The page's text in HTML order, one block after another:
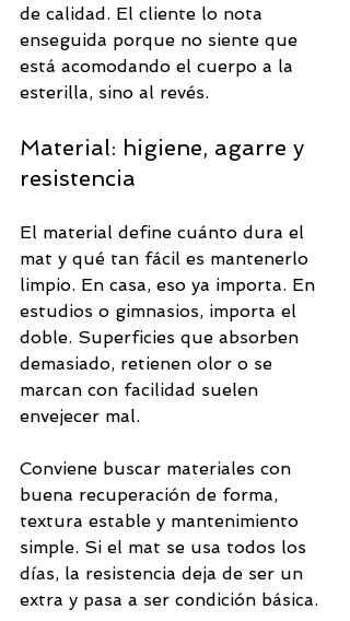
de calidad. El cliente lo nota
enseguida porque no siente que
está acomodando el cuerpo a la
esterilla, sino al revés.
Material: higiene, agarre y
resistencia
El material define cuánto dura el
mat y qué tan fácil es mantenerlo
limpio. En casa, eso ya importa. En
estudios o gimnasios, importa el
doble. Superficies que absorben
demasiado, retienen olor o se
marcan con facilidad suelen
envejecer mal.
Conviene buscar materiales con
buena recuperación de forma,
textura estable y mantenimiento
simple. Si el mat se usa todos los
días, la resistencia deja de ser un
extra y pasa a ser condición básica.